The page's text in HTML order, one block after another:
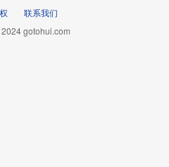
联系我们
gotohui.com